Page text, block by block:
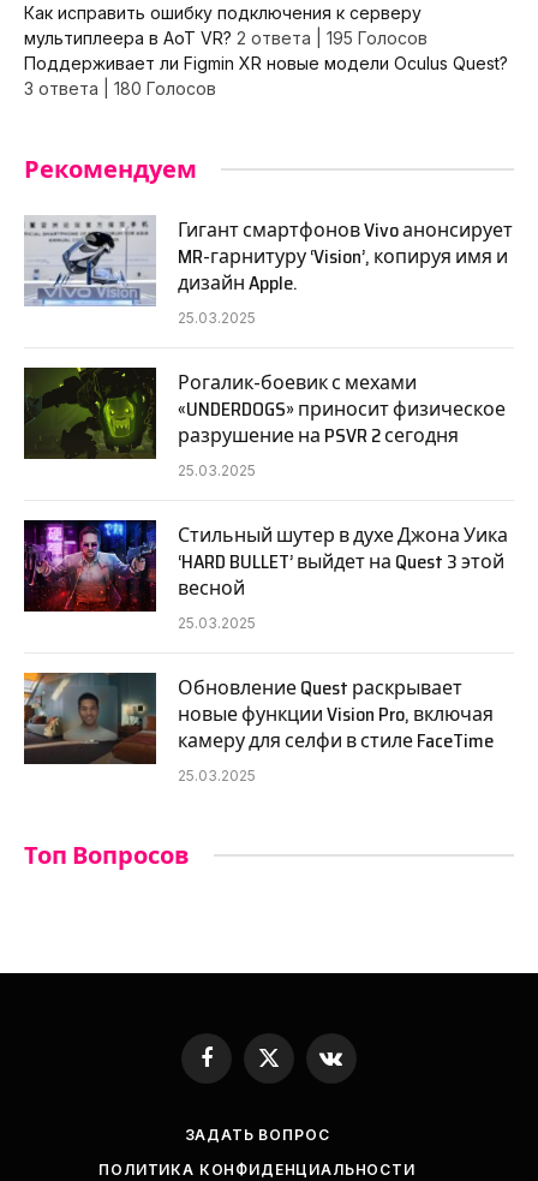
Как исправить ошибку подключения к серверу
мультиплеера в AoT VR? 2 ответа
195 Голосов
Поддерживает ли Figmin XR новые модели Oculus Quest?
3 ответа
180 Голосов
Рекомендуем
Гигант смартфонов Vivo анонсирует
MR-гарнитуру ‘Vision’, копируя имя и
дизайн Apple.
25.03.2025
Рогалик-боевик с мехами
«UNDERDOGS» приносит физическое
разрушение на PSVR 2 сегодня
25.03.2025
Стильный шутер в духе Джона Уика
‘HARD BULLET’ выйдет на Quest 3 этой
весной
25.03.2025
Обновление Quest раскрывает
новые функции Vision Pro, включая
камеру для селфи в стиле FaceTime
25.03.2025
Топ Вопросов
Facebook
X
(Twitter)
VKontakte
ЗАДАТЬ ВОПРОС
ПОЛИТИКА КОНФИДЕНЦИАЛЬНОСТИ